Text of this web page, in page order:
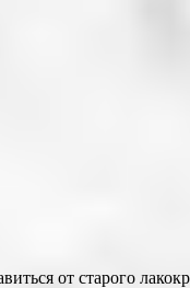
от старого